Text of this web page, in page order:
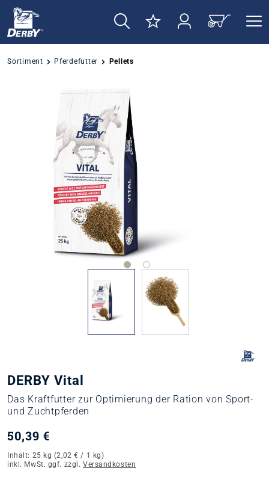
springen
Sortiment Pferdefutter Pellets
Bildergalerie überspringen
DERBY Vital
Das Kraftfutter zur Optimierung der Ration von Sport-
und Zuchtpferden
50,39 €
Inhalt: 25 kg (2,02 € / 1 kg)
inkl. MwSt. ggf. zzgl. Versandkosten